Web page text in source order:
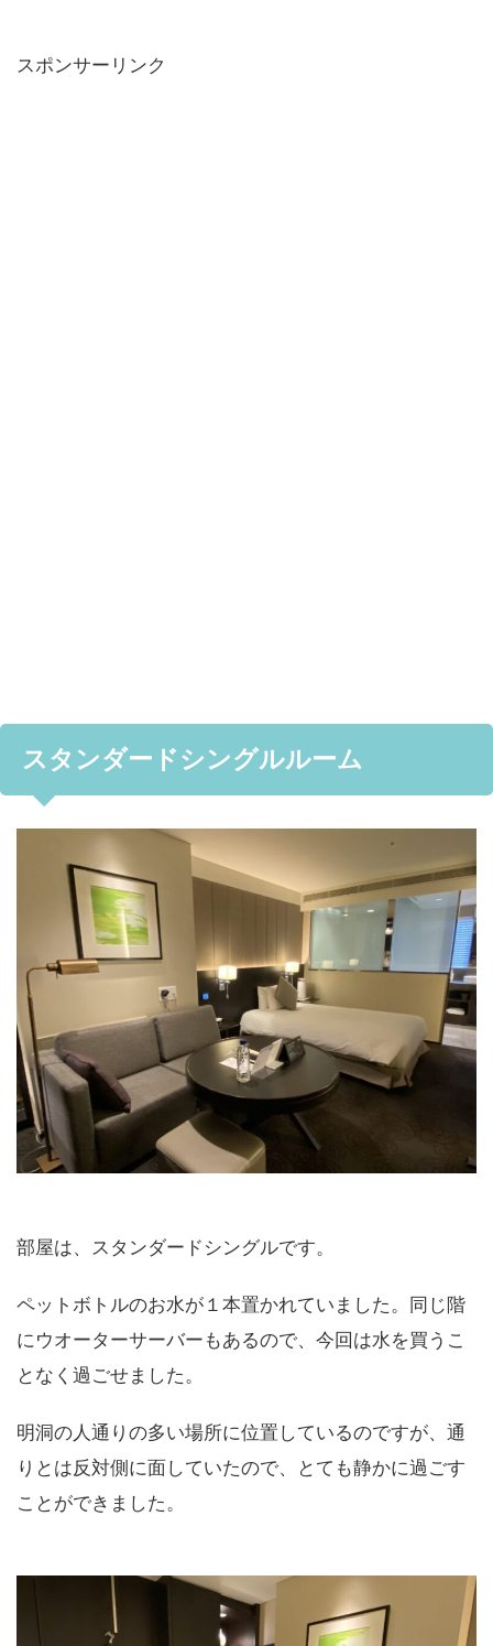
スポンサーリンク
スタンダードシングルルーム
部屋は、スタンダードシングルです。
ペットボトルのお水が１本置かれていました。同じ階
にウオーターサーバーもあるので、今回は水を買うこ
となく過ごせました。
明洞の人通りの多い場所に位置しているのですが、通
りとは反対側に面していたので、とても静かに過ごす
ことができました。